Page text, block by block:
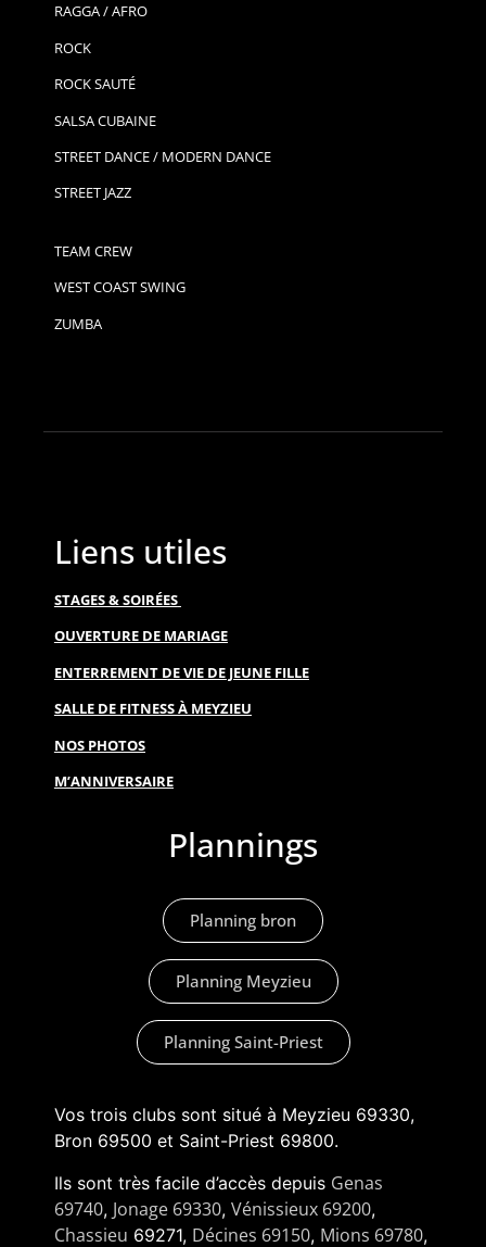
RAGGA / AFRO
ROCK
ROCK SAUTÉ
SALSA CUBAINE
STREET DANCE / MODERN DANCE
STREET JAZZ
TEAM CREW
WEST COAST SWING
ZUMBA
Liens utiles
STAGES & SOIRÉES
OUVERTURE DE MARIAGE
ENTERREMENT DE VIE DE JEUNE FILLE
SALLE DE FITNESS À MEYZIEU
NOS PHOTOS
M’ANNIVERSAIRE
Plannings
Planning bron
Planning Meyzieu
Planning Saint-Priest
Vos trois clubs sont situé à Meyzieu 69330,
Bron 69500 et Saint-Priest 69800.
Ils sont très facile d’accès depuis Genas
69740, Jonage 69330, Vénissieux 69200,
Chassieu 69271, Décines 69150, Mions 69780,